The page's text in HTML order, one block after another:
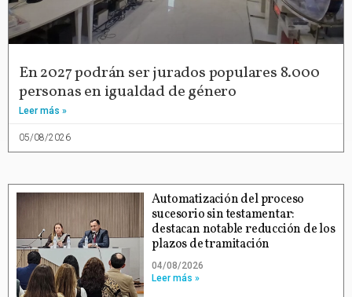
En 2027 podrán ser jurados populares 8.000
personas en igualdad de género
Leer más »
05/08/2026
Automatización del proceso
sucesorio sin testamentar:
destacan notable reducción de los
plazos de tramitación
04/08/2026
Leer más »